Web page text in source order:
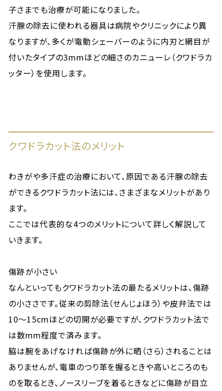
子さまでも治療が可能になりました。
汗腺の除去に使われる器具は病院やクリニックにより異
なりますが、多くが電動シェーバーのように内刃と網目が
付いたタイプの3mmほどの細さのカニューレ（クワドラカ
ッター）を使用します。
クワドラカット法のメリット
わきがや多汗症の治療において、原因である汗腺の除去
ができるクワドラカット法には、さまざまなメリットがあり
ます。
ここでは代表的な4つのメリットについて詳しく解説して
いきます。
傷跡が小さい
なんといってもクワドラカット法の最たるメリットは、傷跡
の小ささです。従来の剪除法（せんじょほう）や皮弁法では
10～15cmほどの切開が必要ですが、クワドラカット法で
は数mm程度で済みます。
脇は腕をあげなければ傷跡が外に晒（さら）されることは
ありませんが、電車のつり革を握るときや高いところのも
のを取るとき、ノースリーブを着るときなどに傷跡が目立